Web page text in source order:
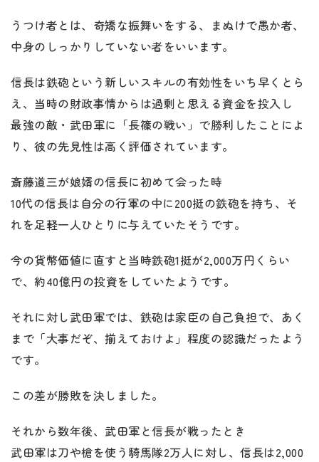
うつけ者とは、奇矯な振舞いをする、まぬけで愚か者、
中身のしっかりしていない者をいいます。
信長は鉄砲という新しいスキルの有効性をいち早くとら
え、当時の財政事情からは過剰と思える資金を投入し
最強の敵・武田軍に「長篠の戦い」で勝利したことによ
り、彼の先見性は高く評価されています。
斎藤道三が娘婿の信長に初めて会った時
10代の信長は自分の行軍の中に200挺の鉄砲を持ち、そ
れを足軽一人ひとりに与えていたそうです。
今の貨幣価値に直すと当時鉄砲1挺が2,000万円くらい
で、約40億円の投資をしていたようです。
それに対し武田軍では、鉄砲は家臣の自己負担で、あく
まで「大事だぞ、揃えておけよ」程度の認識だったよう
です。
この差が勝敗を決しました。
それから数年後、武田軍と信長が戦ったとき
武田軍は刀や槍を使う騎馬隊2万人に対し、信長は2,000